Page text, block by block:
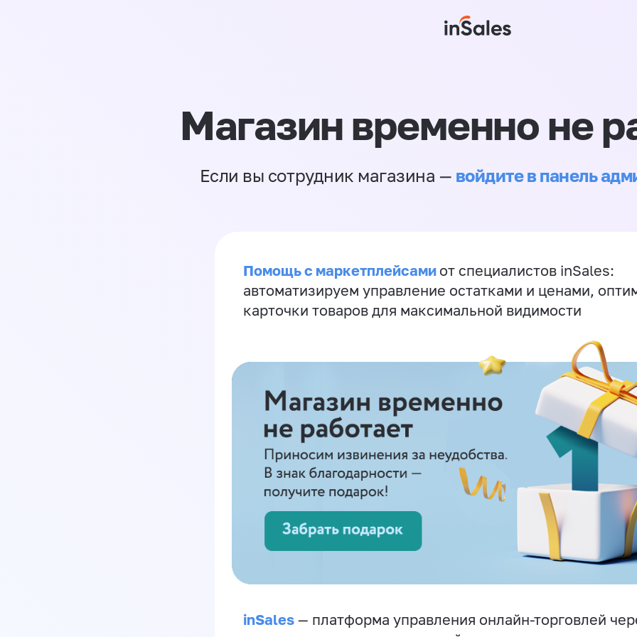
Магазин временно не
Если вы сотрудник магазина — войдите в панель
Помощь с маркетплейсами от специалистов inSales:
автоматизируем управление остатками и ценами,
карточки товаров для максимальной видимости
inSales — платформа управления онлайн-торговлей